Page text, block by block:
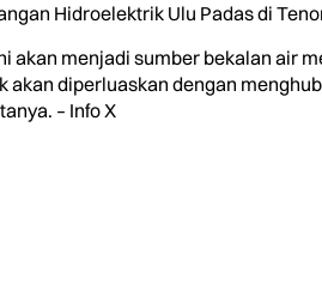
Hidroelektrik Ulu Padas di
akan menjadi sumber bekalan air
akan diperluaskan dengan
– Info X